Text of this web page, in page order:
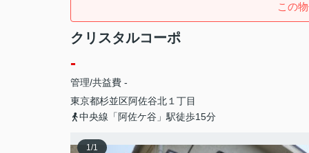
この
クリスタルコーポ
-
管理/共益費 -
東京都杉並区阿佐谷北 １丁目
中央線「阿佐ケ谷」駅徒歩15分
1/1